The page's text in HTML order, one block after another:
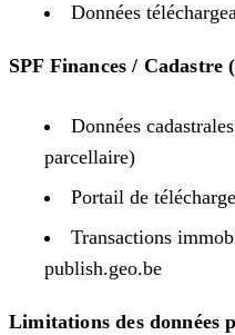
Données
SPF Finances / Cadastre
Données
parcellaire)
Portail de
Transactions
publish.geo.be
Limitations des données